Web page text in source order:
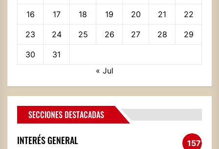
16 17 18 19 20 21 22
23 24 25 26 27 28 29
30
31
« Jul
SECCIONES DESTACADAS
INTERÉS GENERAL 1572